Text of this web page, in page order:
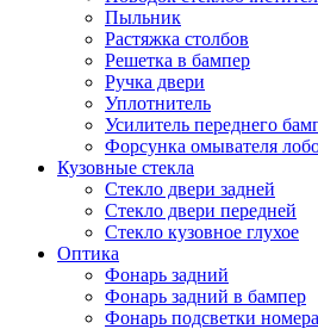
Пыльник
Растяжка столбов
Решетка в бампер
Ручка двери
Уплотнитель
Усилитель переднего
Форсунка омывателя
Кузовные стекла
Стекло двери задней
Стекло двери передней
Стекло кузовное глухое
Оптика
Фонарь задний
Фонарь задний в бампер
Фонарь подсветки номера